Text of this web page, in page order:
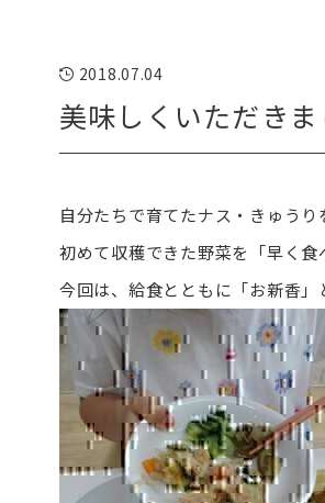
2018.07.04
美味しくいただき
自分たちで育てたナス・きゅうり
初めて収穫できた野菜を「早く
今回は、給食とともに「お新香」